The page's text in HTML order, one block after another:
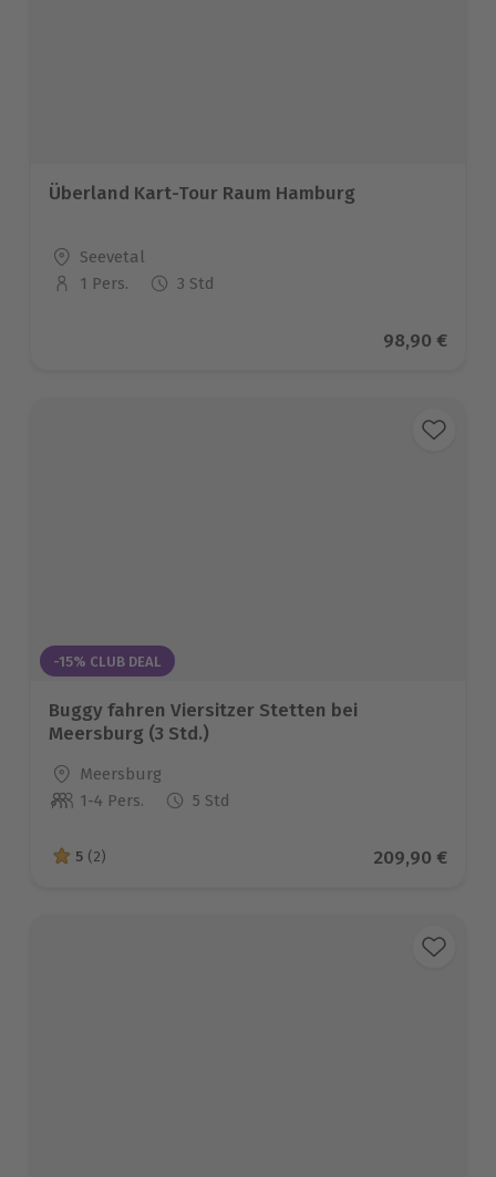
Überland Kart-Tour Raum Hamburg
Standort
Seevetal
Anzahl der Teilnehmer
1 Pers. 3 Std
Aktueller
98,90 €
-15% CLUB DEAL
Buggy fahren Viersitzer Stetten bei
Meersburg (3 Std.)
Standort
Meersburg
Anzahl der Teilnehmer
1-4 Pers. 5 Std
5 von 5 Sternen basierend auf 2 Bewertungen
5 (2) Aktueller
209,90 €